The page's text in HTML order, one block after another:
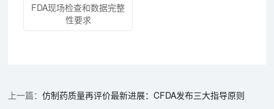
FDA现场检查和数据完整
性要求
仿制药质量再评价最新进展：CFDA发布三大指导原则